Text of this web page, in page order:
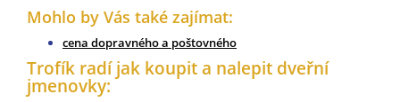
Mohlo by Vás také zajímat:
cena dopravného a poštovného
Trofík radí jak koupit a nalepit dveřní
jmenovky: